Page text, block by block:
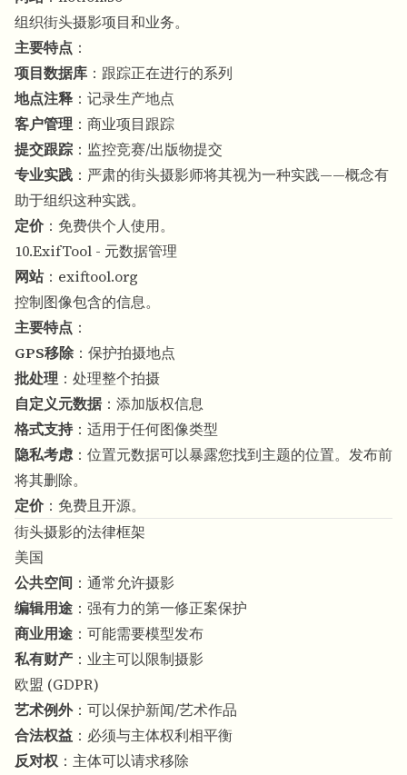
组织街头摄影项目和业务。
主要特点 ：
项目数据库 ：跟踪正在进行的系列
地点注释 ：记录生产地点
客户管理 ：商业项目跟踪
提交跟踪 ：监控竞赛/出版物提交
专业实践 ：严肃的街头摄影师将其视为一种实践——概念有
助于组织这种实践。
定价：免费供个人使用。
10.ExifTool - 元数据管理
网站： exiftool.org
控制图像包含的信息。
主要特点 ：
GPS移除 ：保护拍摄地点
批处理 ：处理整个拍摄
自定义元数据：添加版权信息
格式支持 ：适用于任何图像类型
隐私考虑：位置元数据可以暴露您找到主题的位置。发布前
将其删除。
定价：免费且开源。
街头摄影的法律框架
美国
公共空间 ：通常允许摄影
编辑用途 ：强有力的第一修正案保护
商业用途 ：可能需要模型发布
私有财产 ：业主可以限制摄影
欧盟 (GDPR)
艺术例外：可以保护新闻/艺术作品
合法权益 ：必须与主体权利相平衡
反对权 ：主体可以请求移除